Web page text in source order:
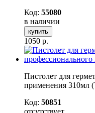
Код: 55080
в наличии
купить
1050 р.
Пистолет для
применения 310мл
Код: 50851
отсутствует